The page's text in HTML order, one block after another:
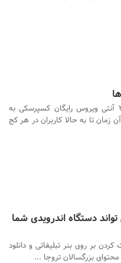
تابستان 2017 آنتی ویروس رایگان کسپرسکی به
زمان تا به حالا کاربران در هر کج
می تواند دستگاه اندرویدی شما
کردن بر روی بنر تبلیغاتی و دانلود
محتوای بزرگسالان تروجا ...